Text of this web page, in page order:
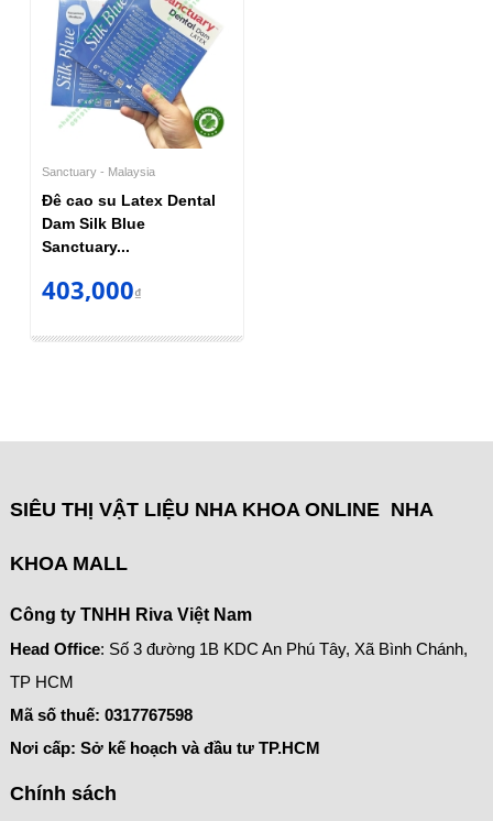
Sanctuary - Malaysia
Đê cao su Latex Dental
Dam Silk Blue
Sanctuary...
403,000₫
SIÊU THỊ VẬT LIỆU NHA KHOA ONLINE NHA
KHOA MALL
Công ty TNHH Riva Việt Nam
Head Office: Số 3 đường 1B KDC An Phú Tây, Xã Bình Chánh,
TP HCM
Mã số thuế: 0317767598
Nơi cấp: Sở kế hoạch và đầu tư TP.HCM
Chính sách